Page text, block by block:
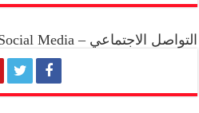
التواصل الاجتماعي – Social Media